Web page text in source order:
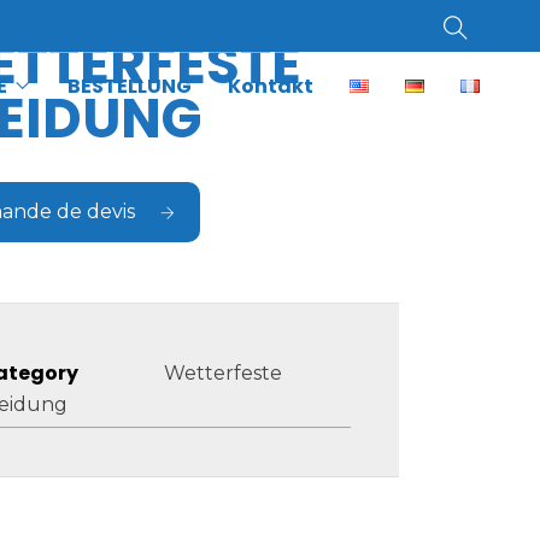
BESTELLUNG Kontakt
de devis
Wetterfeste